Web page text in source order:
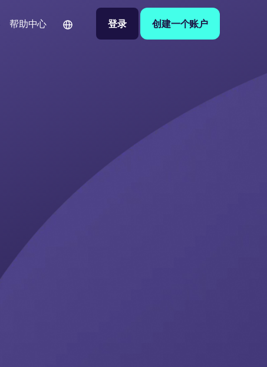
帮助中心 登录 创建一个账户